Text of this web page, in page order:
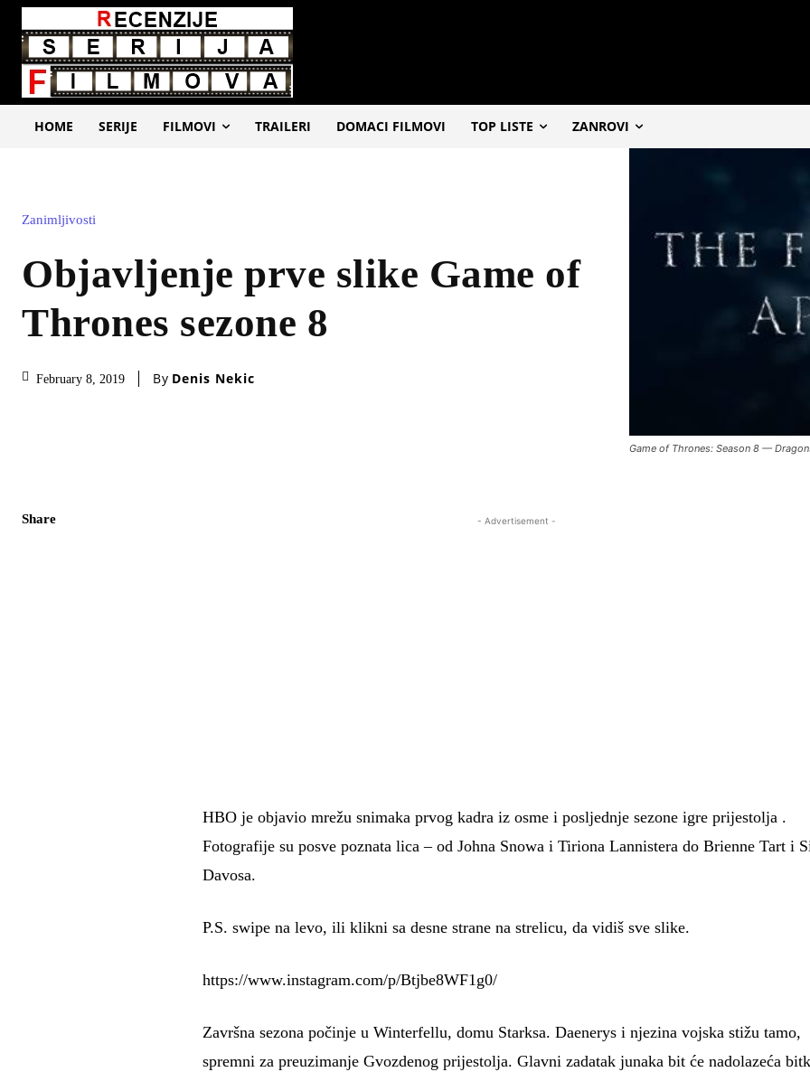
HOME SERIJE FILMOVI TRAILERI DOMACI FILMOVI TOP LISTE ZANROVI
Zanimljivosti
Objavljenje prve slike Game of
Thrones sezone 8
February 8, 2019 By Denis Nekic
Game of Thrones: Season 8 —
Share - Advertisement -
HBO je objavio mrežu snimaka prvog kadra iz osme i posljednje sezone igre prijestolja .
Fotografije su posve poznata lica – od Johna Snowa i Tiriona Lannistera do Brienne Tart i
Davosa.
P.S. swipe na levo, ili klikni sa desne strane na strelicu, da vidiš sve slike.
https://www.instagram.com/p/Btjbe8WF1g0/
Završna sezona počinje u Winterfellu, domu Starksa. Daenerys i njezina vojska stižu tamo,
spremni za preuzimanje Gvozdenog prijestolja. Glavni zadatak junaka bit će nadolazeća